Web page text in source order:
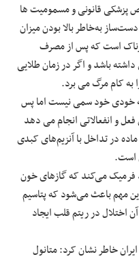
پزشکی قانونی و مسمومیت ها
به‌خاطر بالا بودن میزان
است که پس از مصرف
باشد و اگر در زمان طلایی
به کام مرگ می برد.
خودی خود سمی نیست اما پس
و انفعالاتی انجام می دهد
در تداخل با آنزیم‌های کبدی
است.
فرمیک می‌کند که گازهای خون
مهم باعث می‌شود که پتاسیم
اختلال در ریتم قلب ایجاد
خاطر نشان کرد: متانول